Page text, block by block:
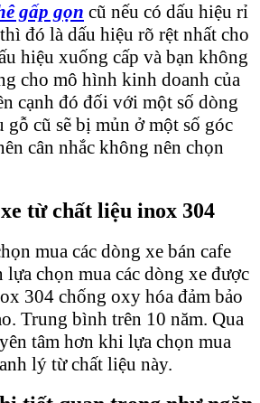
gấp gọn cũ nếu có dấu hiệu rỉ
đó là dấu hiệu rõ rệt nhất cho
hiệu xuống cấp và bạn không
cho mô hình kinh doanh của
cạnh đó đối với một số dòng
gỗ cũ sẽ bị mủn ở một số góc
cân nhắc không nên chọn
từ chất liệu inox 304
mua các dòng xe bán cafe
lựa chọn mua các dòng xe được
304 chống oxy hóa đảm bảo
Trung bình trên 10 năm. Qua
tâm hơn khi lựa chọn mua
lý từ chất liệu này.